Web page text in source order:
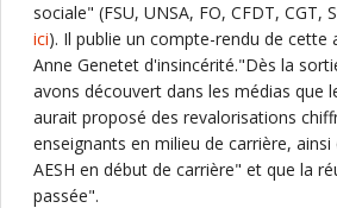
sociale" (FSU, UNSA, FO, CFDT, CGT,
ici). Il publie un compte-rendu de cette
Anne Genetet d'insincérité."Dès la
avons découvert dans les médias que
aurait proposé des revalorisations
enseignants en milieu de carrière,
AESH en début de carrière" et que la
passée".